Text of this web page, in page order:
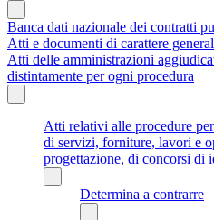
Banca dati nazionale dei contratti
Atti e documenti di carattere
Atti delle amministrazioni
distintamente per ogni procedura
Atti relativi alle procedure
di servizi, forniture, lavori e
progettazione, di concorsi di
Determina a contrarre